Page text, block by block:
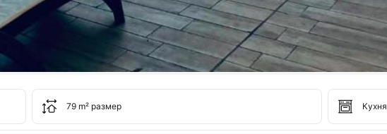
79 m² размер Кухня